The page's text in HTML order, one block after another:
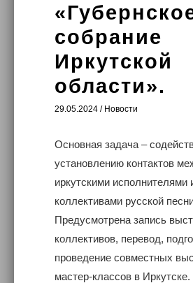
собрание
Иркутской
области».
29.05.2024 / Новости
Основная задача –
установлению контактов
иркутскими исполнителями
коллективами русской
Предусмотрена запись
коллективов, перевод,
проведение совместных
мастер-классов в Иркутске.